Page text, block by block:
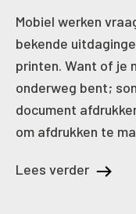
Mobiel werken
bekende
printen. Want of je
onderweg bent;
document
om afdrukken te
Lees verder